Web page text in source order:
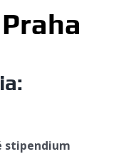
stipendium